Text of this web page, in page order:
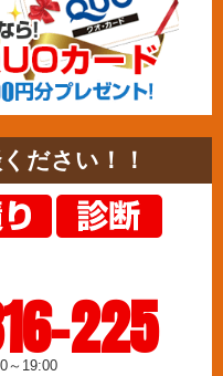
ださい！！
225
～19:00